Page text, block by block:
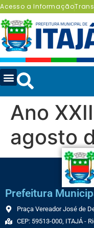
Acesso a Informação
Ano
agosto
Prefeitura
Praça Vereador José de
CEP: 59513-000, ITAJÁ -